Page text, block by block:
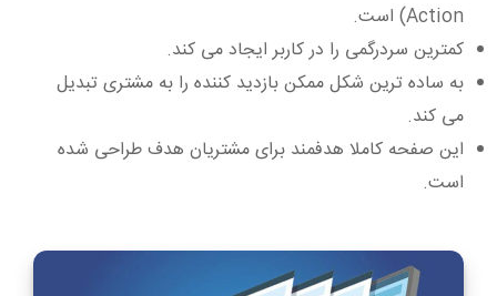
Action) است.
کمترین سردرگمی را در کاربر ایجاد می کند.
به ساده ترین شکل ممکن بازدید کننده را به مشتری تبدیل
می کند.
این صفحه کاملا هدفمند برای مشتریان هدف طراحی شده
است.